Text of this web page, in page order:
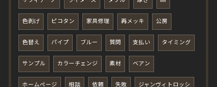
色剥げ ピコタン 家具修理 再メッキ 公房
色替え パイプ ブルー 質問 支払い タイミング
サンプル カラーチェンジ 素材 ベアン
ホームページ 相談 依頼 失敗 ジャンヴィトロッシ